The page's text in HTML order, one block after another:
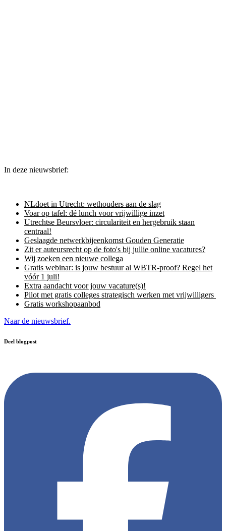
In deze nieuwsbrief:
NLdoet in Utrecht: wethouders aan de slag
Voar op tafel: dé lunch voor vrijwillige inzet
Utrechtse Beursvloer: circulariteit en hergebruik staan
centraal!
Geslaagde netwerkbijeenkomst Gouden Generatie
Zit er auteursrecht op de foto's bij jullie online vacatures?
Wij zoeken een nieuwe collega
Gratis webinar: is jouw bestuur al WBTR-proof? Regel het
vóór 1 juli!
Extra aandacht voor jouw vacature(s)!
Pilot met gratis colleges strategisch werken met vrijwilligers
Gratis workshopaanbod
Naar de nieuwsbrief.
Deel blogpost